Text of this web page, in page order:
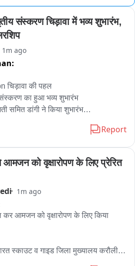
संस्करण चिड़ावा में भव्य शुभारंभ,
1m ago
चिड़ावा की पहल
का हुआ भव्य शुभारंभ
समित डांगी ने किया शुभारंभ
के विद्यार्थियों को मिलेगा मौका
परीक्षाओं की तैयारी करवाती है संस्था
जरिए स्कूलिंग के साथ करवाती है तैयारी
नीट, जेईई समेत अन्य प्रतियोगी परीक्षाओं
वाले MD Group of Education
Talent Search Exam यानि कि MDTSE
शुभारंभ किया गया है। संस्था के चेयरमैन
प्राचार्यों, शिक्षकों, विद्यार्थियों,
Report
को वृक्षारोपण के लिए प्रेरित
1m ago
कर आमजन को वृक्षारोपण के लिए किया
स्काउट व गाइड जिला मुख्यालय करौली के